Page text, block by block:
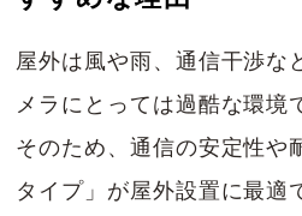
屋外は風や雨、通信干渉な
メラにとっては過酷な環境
そのため、通信の安定性や
タイプ」が屋外設置に最適